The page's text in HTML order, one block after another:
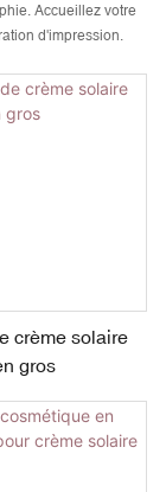
Accueillez votre
d'impression.
crème solaire
gros